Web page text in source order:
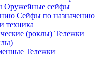
Оружейные сейфы
Сейфы по назначению
техника
Тележки
Тележки